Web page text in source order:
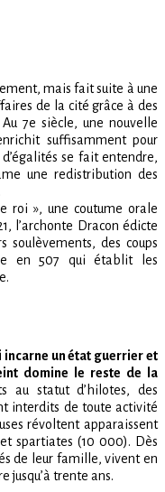
mais fait suite à une
de la cité grâce à des
7e siècle, une nouvelle
suffisamment pour
se fait entendre,
une redistribution des
roi », une coutume orale
l’archonte Dracon édicte
soulèvements, des coups
en 507 qui établit les
incarne un état guerrier et
domine le reste de la
au statut d’hilotes, des
interdits de toute activité
révoltent apparaissent
spartiates (10 000). Dès
de leur famille, vivent en
jusqu’à trente ans.